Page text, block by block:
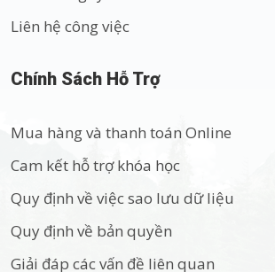
Liên hệ công việc
Chính Sách Hỗ Trợ
Mua hàng và thanh toán Online
Cam kết hỗ trợ khóa học
Quy định về việc sao lưu dữ liệu
Quy định về bản quyền
Giải đáp các vấn đề liên quan